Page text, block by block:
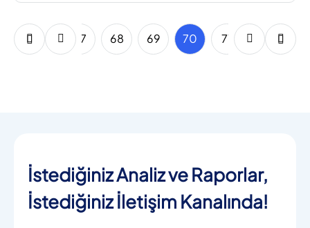
66 67 68 69 70 71 72 73
İstediğiniz Analiz ve Raporlar,
İstediğiniz İletişim Kanalında!